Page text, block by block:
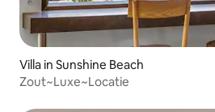
Villa in Sunshine Beach
Zout~Luxe~Locatie